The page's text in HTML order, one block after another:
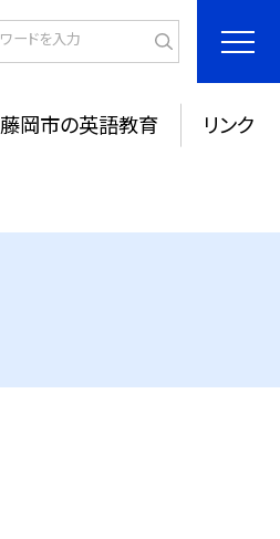
藤岡市の英語教育 リンク